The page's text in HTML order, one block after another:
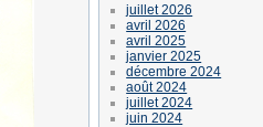
juillet 2026
avril 2026
avril 2025
janvier 2025
décembre 2024
août 2024
juillet 2024
juin 2024